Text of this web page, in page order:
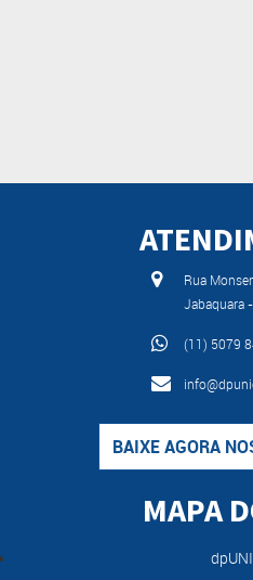
Rua
Jabaquara
(11) 5079
BAIXE AGORA
MAPA